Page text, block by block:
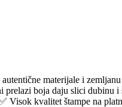
materijale i
prelazi boja daju slici dubinu i
Visok kvalitet štampe na